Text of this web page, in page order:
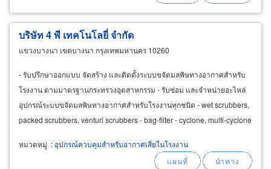
บริษัท 4 พี เทคโนโลยี่ จำกัด
แขวงบางนา เขตบางนา กรุงเทพมหานคร 10260
- รับปรึกษาออกแบบ จัดสร้าง และติดตั้งระบบขจัดมลพิษทางอากาศสำหรับ
โรงงาน ตามมาตรฐานกระทรวงอุตสาหกรรม - รับซ่อม และจำหน่ายอะไหล่
อุปกรณ์ระบบขจัดมลพิษทางอากาศสำหรับโรงงานทุกชนิด - wet scrubbers,
packed scrubbers, venturi scrubbers - bag-filter - cyclone, multi-cyclone
หมวดหมู่ : อุปกรณ์ควบคุมสำหรับอากาศเสียในโรงงาน